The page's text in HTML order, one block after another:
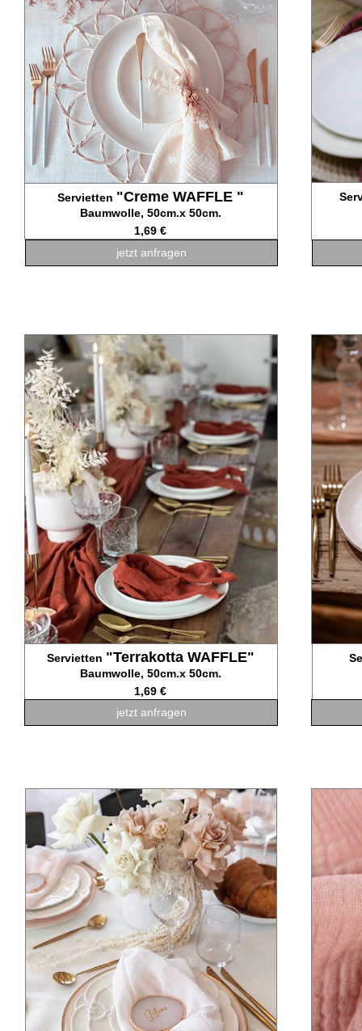
Servietten "Creme WAFFLE "
Baumwolle, 50cm.x 50cm.
1,69 €
jetzt anfragen
Servietten "Terrakotta WAFFLE"
Baumwolle, 50cm.x 50cm.
1,69 €
jetzt anfragen